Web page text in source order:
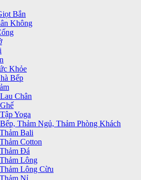
Bắn
Không
Khỏe
Bếp
Chân
Yoga
Thảm Ngủ, Thảm Phòng Khách
Thảm Bali
Thảm Cotton
Thảm Đá
Thảm Lông
Thảm Lông Cừu